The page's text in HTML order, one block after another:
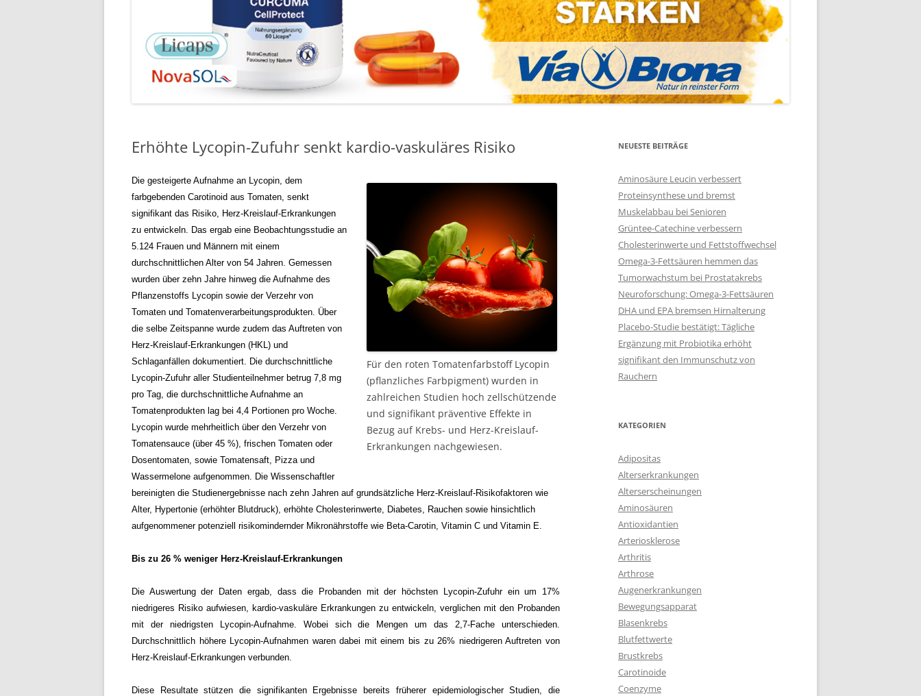
Erhöhte Lycopin-Zufuhr senkt kardio-vaskuläres Risiko
Für den roten Tomatenfarbstoff Lycopin
(pflanzliches Farbpigment) wurden in
zahlreichen Studien hoch zellschützende
und signifikant präventive Effekte in
Bezug auf Krebs- und Herz-Kreislauf-
Erkrankungen nachgewiesen.
Die gesteigerte Aufnahme an Lycopin, dem
farbgebenden Carotinoid aus Tomaten, senkt
signifikant das Risiko, Herz-Kreislauf-Erkrankungen
zu entwickeln. Das ergab eine Beobachtungsstudie an
5.124 Frauen und Männern mit einem
durchschnittlichen Alter von 54 Jahren. Gemessen
wurden über zehn Jahre hinweg die Aufnahme des
Pflanzenstoffs Lycopin sowie der Verzehr von
Tomaten und Tomatenverarbeitungsprodukten. Über
die selbe Zeitspanne wurde zudem das Auftreten von
Herz-Kreislauf-Erkrankungen (HKL) und
Schlaganfällen dokumentiert. Die durchschnittliche
Lycopin-Zufuhr aller Studienteilnehmer betrug 7,8 mg
pro Tag, die durchschnittliche Aufnahme an
Tomatenprodukten lag bei 4,4 Portionen pro Woche.
Lycopin wurde mehrheitlich über den Verzehr von
Tomatensauce (über 45 %), frischen Tomaten oder
Dosentomaten, sowie Tomatensaft, Pizza und
Wassermelone aufgenommen. Die Wissenschaftler
bereinigten die Studienergebnisse nach zehn Jahren auf grundsätzliche Herz-Kreislauf-Risikofaktoren wie
Alter, Hypertonie (erhöhter Blutdruck), erhöhte Cholesterinwerte, Diabetes, Rauchen sowie hinsichtlich
aufgenommener potenziell risikomindernder Mikronährstoffe wie Beta-Carotin, Vitamin C und Vitamin E.
Bis zu 26 % weniger Herz-Kreislauf-Erkrankungen
Die Auswertung der Daten ergab, dass die Probanden mit der höchsten Lycopin-Zufuhr ein um 17%
niedrigeres Risiko aufwiesen, kardio-vaskuläre Erkrankungen zu entwickeln, verglichen mit den Probanden
mit der niedrigsten Lycopin-Aufnahme. Wobei sich die Mengen um das 2,7-Fache unterschieden.
Durchschnittlich höhere Lycopin-Aufnahmen waren dabei mit einem bis zu 26% niedrigeren Auftreten von
Herz-Kreislauf-Erkrankungen verbunden.
Diese Resultate stützen die signifikanten Ergebnisse bereits früherer epidemiologischer Studien, die
NEUESTE BEITRÄGE
Aminosäure Leucin verbessert
Proteinsynthese und bremst
Muskelabbau bei Senioren
Grüntee-Catechine verbessern
Cholesterinwerte und Fettstoffwechsel
Omega-3-Fettsäuren hemmen das
Tumorwachstum bei Prostatakrebs
Neuroforschung: Omega-3-Fettsäuren
DHA und EPA bremsen Hirnalterung
Placebo-Studie bestätigt: Tägliche
Ergänzung mit Probiotika erhöht
signifikant den Immunschutz von
Rauchern
KATEGORIEN
Adipositas
Alterserkrankungen
Alterserscheinungen
Aminosäuren
Antioxidantien
Arteriosklerose
Arthritis
Arthrose
Augenerkrankungen
Bewegungsapparat
Blasenkrebs
Blutfettwerte
Brustkrebs
Carotinoide
Coenzyme